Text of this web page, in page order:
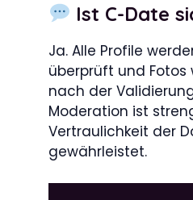
Ist C-Date
Ja. Alle Profile
überprüft und Fotos
nach der
Moderation ist
Vertraulichkeit der
gewährleistet.